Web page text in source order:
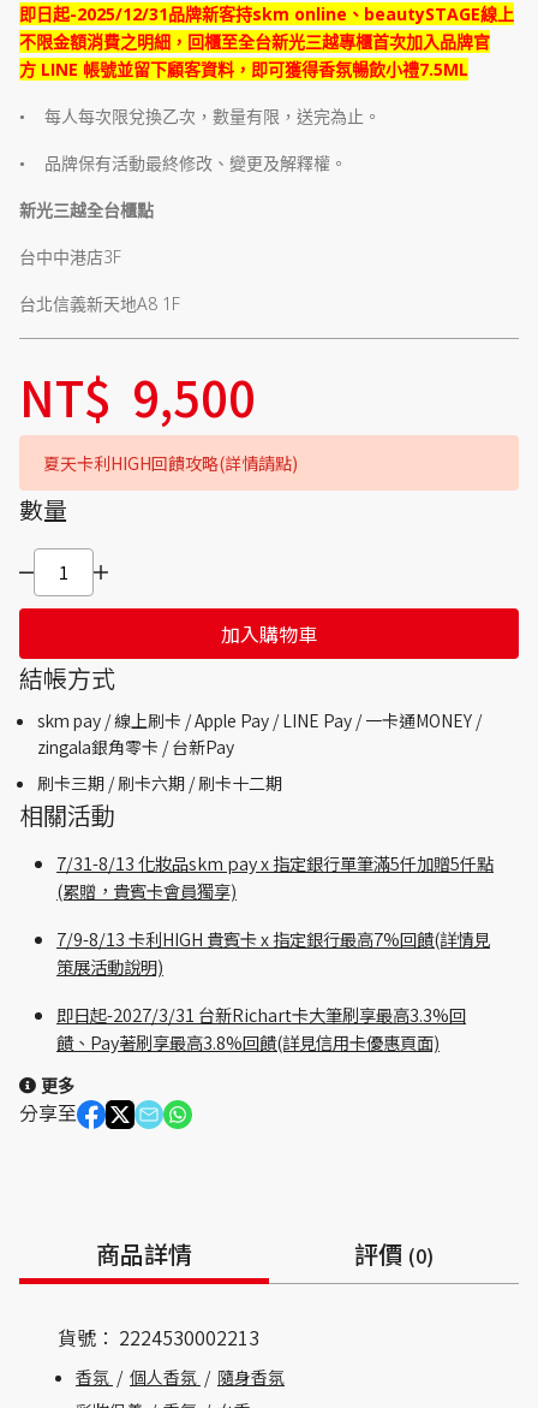
即日起-2025/12/31品牌新客持skm online 、 beautySTAGE線上
不限金額消費之明細，回櫃至全台新光三越專櫃首次加入品牌官
方 LINE 帳號並留下顧客資料，即可獲得香氛暢飲小禮7.5ML
• 每人每次限兌換乙次，數量有限，送完為止。
• 品牌保有活動最終修改、變更及解釋權。
新光三越全台櫃點
台中中港店3F
台北信義新天地A8 1F
NT$ 9,500
夏天卡利HIGH回饋攻略(詳情請點)
數量
加入購物車
結帳方式
skm pay /線上刷卡 / Apple Pay /LINE Pay / 一卡通MONEY /
zingala銀角零卡 /台新Pay
刷卡三期 /刷卡六期 /刷卡十二期
相關活動
7/31-8/13 化妝品skm pay x 指定銀行單筆滿5仟加贈5仟點
(累贈，貴賓卡會員獨享)
7/9-8/13 卡利HIGH 貴賓卡 x 指定銀行最高7%回饋(詳情見
策展活動說明)
即日起-2027/3/31 台新Richart卡大筆刷享最高3.3%回
饋、Pay著刷享最高3.8%回饋(詳見信用卡優惠頁面)
更多
分享至
商品詳情 評價 (0)
貨號： 2224530002213
香氛 / 個人香氛 / 隨身香氛